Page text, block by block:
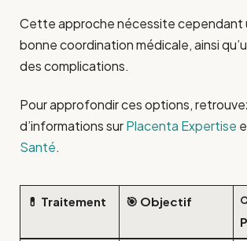
Cette approche nécessite cependant
bonne coordination médicale, ainsi
des complications.
Pour approfondir ces options,
d’informations surPlacenta Expertise
Santé.
💊 Traitement 🎯 Objectif